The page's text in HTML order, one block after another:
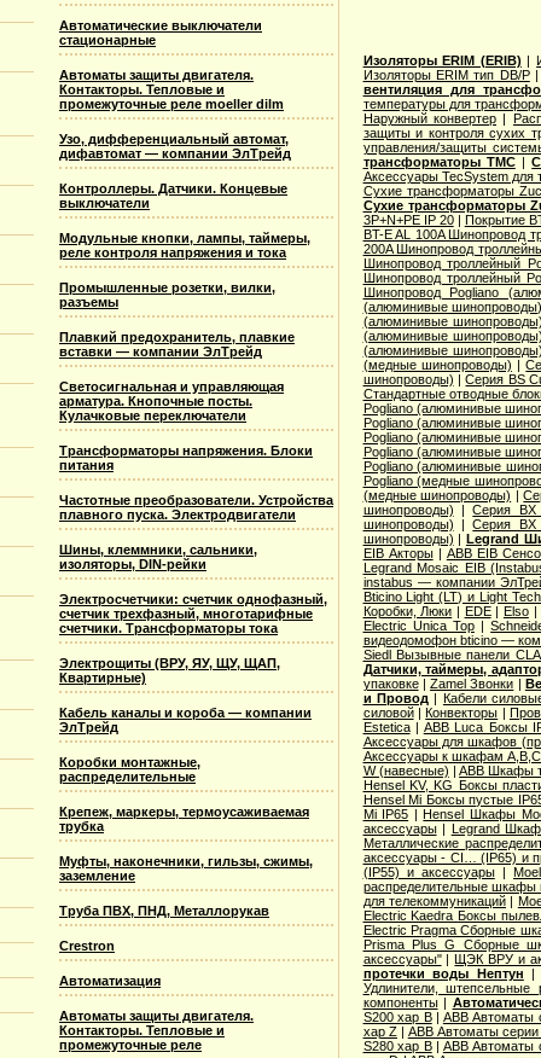
Автоматические выключатели
стационарные
Автоматы защиты двигателя.
Контакторы. Тепловые и
промежуточные реле moeller dilm
Узо, дифференциальный автомат,
дифавтомат — компании ЭлТрейд
Контроллеры. Датчики. Концевые
выключатели
Модульные кнопки, лампы, таймеры,
реле контроля напряжения и тока
Промышленные розетки, вилки,
разъемы
Плавкий предохранитель, плавкие
вставки — компании ЭлТрейд
Светосигнальная и управляющая
арматура. Кнопочные посты.
Кулачковые переключатели
Трансформаторы напряжения. Блоки
питания
Частотные преобразователи. Устройства
плавного пуска. Электродвигатели
Шины, клеммники, сальники,
изоляторы, DIN-рейки
Электросчетчики: счетчик однофазный,
счетчик трехфазный, многотарифные
счетчики. Трансформаторы тока
Электрощиты (ВРУ, ЯУ, ЩУ, ЩАП,
Квартирные)
Кабель каналы и короба — компании
ЭлТрейд
Коробки монтажные,
распределительные
Крепеж, маркеры, термоусаживаемая
трубка
Муфты, наконечники, гильзы, сжимы,
заземление
Труба ПВХ, ПНД, Металлорукав
Crestron
Автоматизация
Автоматы защиты двигателя.
Контакторы. Тепловые и
промежуточные реле
Изоляторы ERIM (ERIB) |
Изоляторы ERIM тип DB/P
вентиляция для
температуры для
Наружный конвертер |
защиты и контроля сухих
управления/защиты
трансформаторы TMC|
Аксессуары TecSystem для
Сухие трансформаторы
Сухие трансформаторы
3P+N+PE IP 20| Покрытие
BT-E AL 100A Шинопровод
200A Шинопровод
Шинопровод троллейный
Шинопровод троллейный
Шинопровод Pogliano
(алюминивые
(алюминивые
(алюминивые
(алюминивые
(медные шинопроводы) |
шинопроводы) |Серия ВS
Стандартные отводные
Pogliano (алюминивые
Pogliano (алюминивые
Pogliano (алюминивые
Pogliano (алюминивые
Pogliano (алюминивые
Pogliano (медные
(медные шинопроводы) |
шинопроводы) |Серия ВХ
шинопроводы) |Серия ВХ
шинопроводы) | Legrand
EIB Акторы| ABB EIB
Legrand Mosaic ЕIB
instabus — компании
Bticino Light (LT) и Light
Коробки, Люки | EDE| Elso|
Electric Unica Top|
видеодомофон bticino —
Siedl Вызывные панели
Датчики, таймеры,
упаковке|Zamel Звонки |
и Провод | Кабели
силовой|Конвекторы |
Estetica| ABB Luca Боксы
Аксессуары для шкафов
Аксессуары к шкафам
W (навесные) |ABB Шкафы
Hensel KV, KG Боксы
Hensel Mi Боксы пустые
Mi IP65 |Hensel Шкафы
аксессуары| Legrand
Металлические
аксессуары - CI… (IP65) и
(IP55) и аксессуары|
распределительные
для телекоммуникаций|
Electric Kaedra Боксы
Electric Pragma Сборные
Prisma Plus G Сборные
аксессуары"|ЩЭК ВРУ и
протечки воды Нептун
Удлинители, штепсельные
компоненты|
S200 хар B| ABB Автоматы
хар Z| ABB Автоматы
S280 хар B| ABB Автоматы